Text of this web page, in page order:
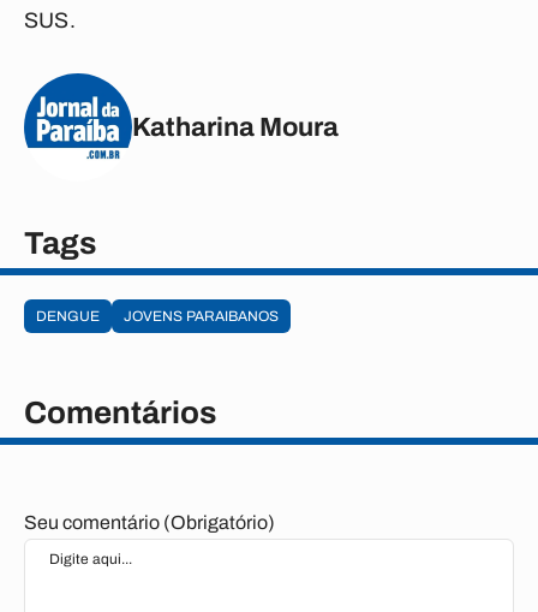
SUS.
Katharina Moura
Tags
DENGUE JOVENS PARAIBANOS
Comentários
Seu comentário (Obrigatório)